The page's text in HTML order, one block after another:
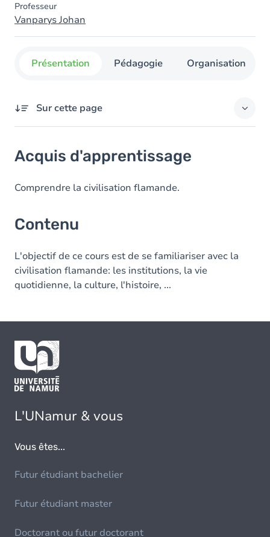
Professeur
Vanparys Johan
Présentation Pédagogie Organisation
Sur cette page
Contenu
Acquis d'apprentissage
Comprendre la civilisation flamande.
Contenu
L'objectif de ce cours est de se familiariser avec la
civilisation flamande: les institutions, la vie
quotidienne, la culture, l'histoire, ...
L'UNamur & vous
Vous êtes...
Futur étudiant bachelier
Futur étudiant master
Doctorant ou futur doctorant